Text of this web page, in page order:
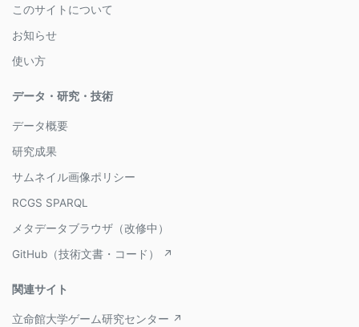
このサイトについて
お知らせ
使い方
データ・研究・技術
データ概要
研究成果
サムネイル画像ポリシー
RCGS SPARQL
メタデータブラウザ（改修中）
GitHub（技術文書・コード） ↗
関連サイト
立命館大学ゲーム研究センター ↗